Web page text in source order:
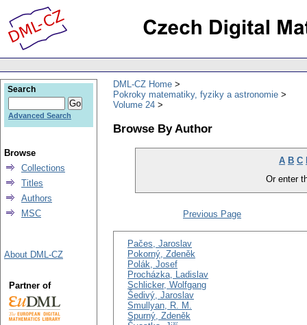
DML-CZ Home
Pokroky matematiky, fyziky a astronomie
Volume 24
Browse By Author
A B C
Or enter
Previous Page
Pačes, Jaroslav
Pokorný, Zdeněk
Polák, Josef
Procházka, Ladislav
Schlicker, Wolfgang
Šedivý, Jaroslav
Smullyan, R. M.
Spurný, Zdeněk
Search
Advanced Search
Browse
Collections
Titles
Authors
MSC
About DML-CZ
Partner of